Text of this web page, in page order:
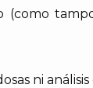
(como
ni